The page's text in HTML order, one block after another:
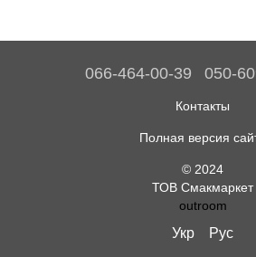
066-464-00-39 050-
Контакты
Полная версия
© 2024
ТОВ Смакмаркет
outroom
Укр Рус